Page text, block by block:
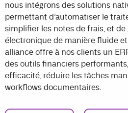
nous intégrons des solutions
permettant d’automatiser le
simplifier les notes de frais, et
électronique de manière fluide
alliance offre à nos clients un
des outils financiers
efficacité, réduire les tâches
workflows documentaires.